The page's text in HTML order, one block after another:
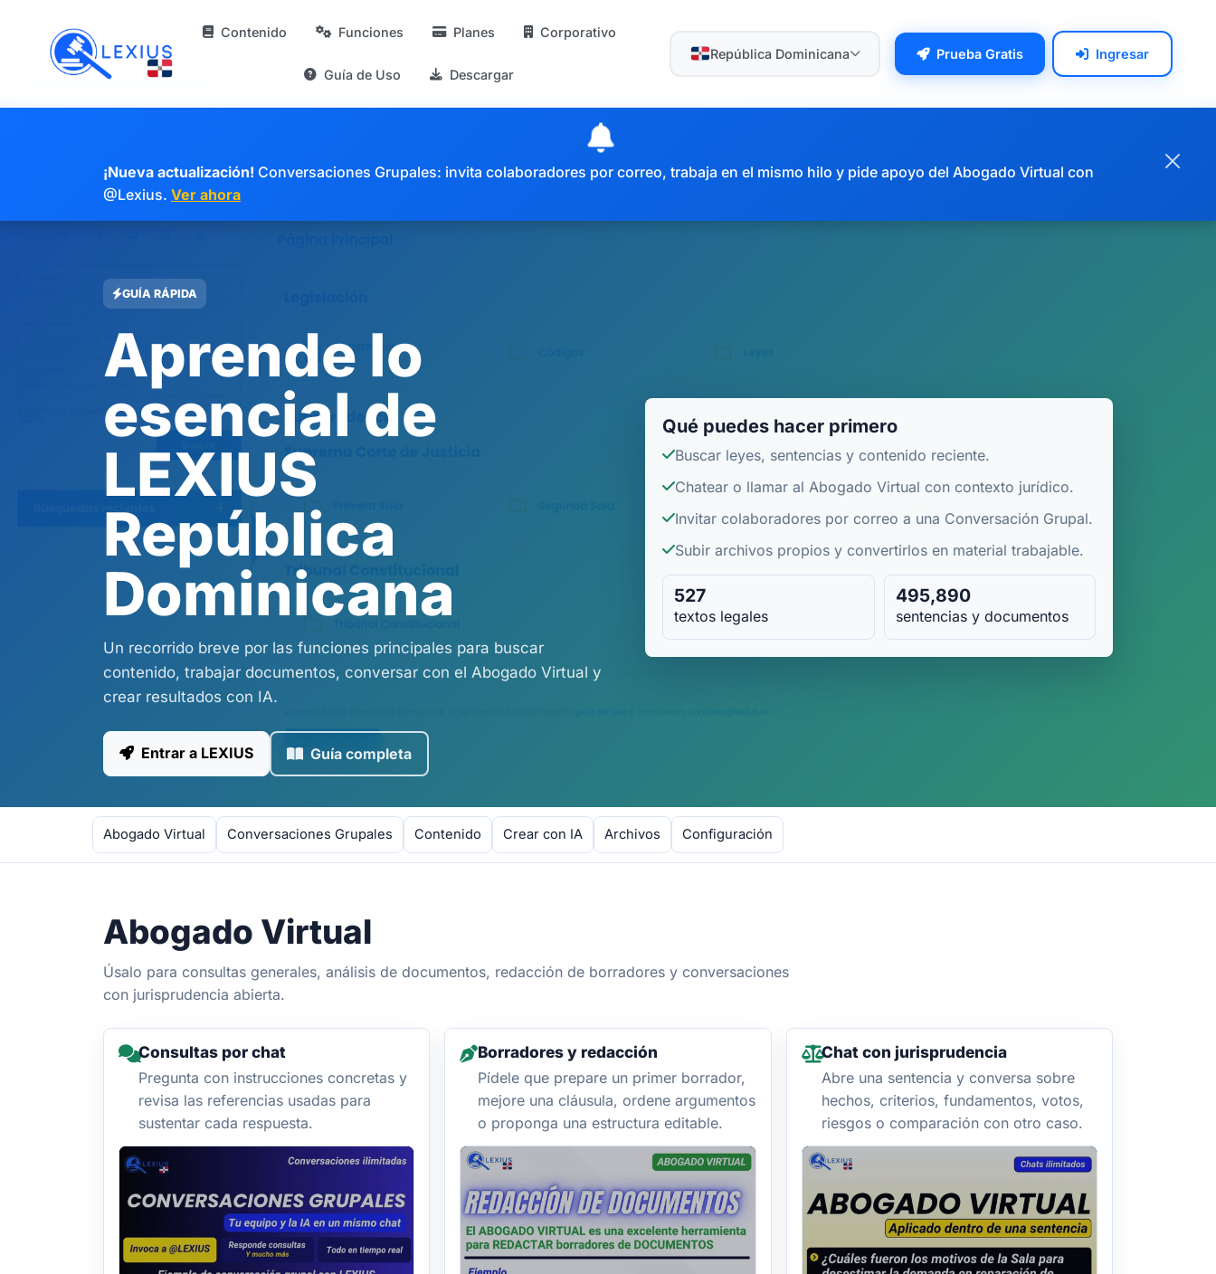
Contenido Funciones Planes Corporativo
Guía de Uso Descargar
República Dominicana Prueba Gratis Ingresar
¡Nueva actualización! Conversaciones Grupales: invita colaboradores por correo, trabaja en el mismo hilo y pide apoyo del Abogado Virtual con
@Lexius. Ver ahora
GUÍA RÁPIDA
Aprende lo
esencial de
LEXIUS
República
Dominicana
Un recorrido breve por las funciones principales para buscar
contenido, trabajar documentos, conversar con el Abogado Virtual y
crear resultados con IA.
Entrar a LEXIUS Guía completa
Qué puedes hacer primero
Buscar leyes, sentencias y contenido reciente.
Chatear o llamar al Abogado Virtual con contexto jurídico.
Invitar colaboradores por correo a una Conversación Grupal.
Subir archivos propios y convertirlos en material trabajable.
527
textos legales
495,890
sentencias y documentos
Abogado Virtual Conversaciones Grupales Contenido Crear con IA Archivos Configuración
Abogado Virtual
Úsalo para consultas generales, análisis de documentos, redacción de borradores y conversaciones
con jurisprudencia abierta.
Consultas por chat
Pregunta con instrucciones concretas y
revisa las referencias usadas para
sustentar cada respuesta.
Borradores y redacción
Pídele que prepare un primer borrador,
mejore una cláusula, ordene argumentos
o proponga una estructura editable.
Chat con jurisprudencia
Abre una sentencia y conversa sobre
hechos, criterios, fundamentos, votos,
riesgos o comparación con otro caso.